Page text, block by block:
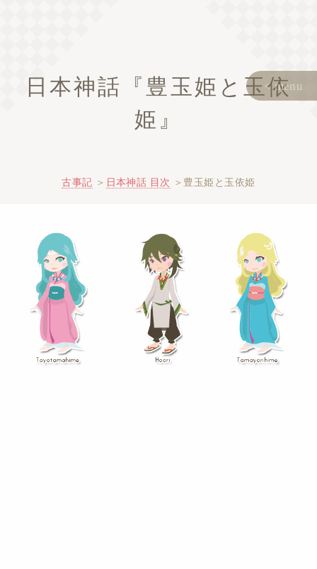
日本神話『豊玉姫と玉依
姫』
古事記 日本神話 目次 豊玉姫と玉依姫